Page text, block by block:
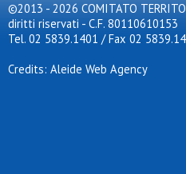
©2013 - 2026 COMITATO
diritti riservati - C.F. 80110610153
Tel. 02 5839.1401 / Fax 02
Credits: Aleide Web Agency